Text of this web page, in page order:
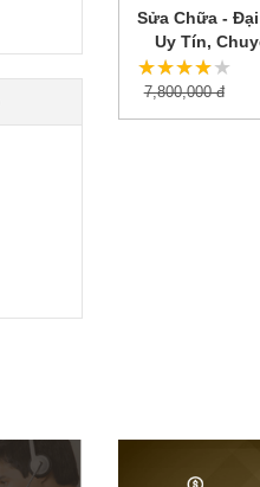
Sửa Chữa -
Uy Tín,
★★★★★
★★★★★
7,800,000 đ